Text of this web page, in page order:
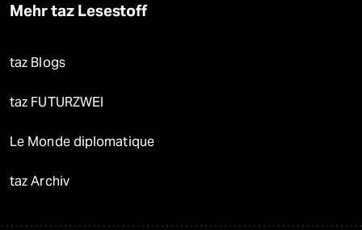
Mehr taz Lesestoff
taz Blogs
taz FUTURZWEI
Le Monde diplomatique
taz Archiv